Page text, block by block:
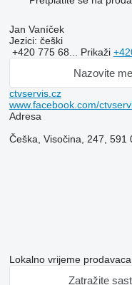
Jan Vaníček
Jezici: češki
+420 775 68... Prikaži
Nazovite me
ctvservis.cz
www.facebook.com/
Adresa
Češka, Visočina, 247, 591
Lokalno vrijeme
Zatražite